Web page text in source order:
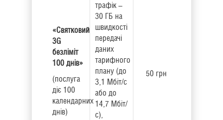
«Святковий
3G
безліміт
100 днів»
(послуга
діє 100
календарних
днів)
трафік –
30 ГБ на
швидкості
передачі
даних
тарифного
плану (до
3,1 Мбіт/с
або до
14,7 Мбіт/
с),
50 грн